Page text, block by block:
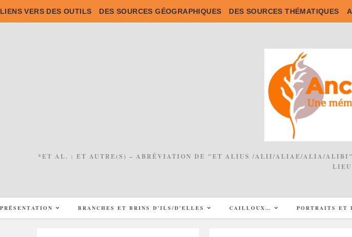
to
LIENS VERS DES OUTILS DES SOURCES GÉOGRAPHIQUES DES SOURCES THÉMATIQUES
*ET AL. : ET AUTRE(S) – ABRÉVIATION DE "ET ALIUS /ALII/ALIAE/ALIA/ALIBI"
PRÉSENTATION BRANCHES ET BRINS D’ILS/D’ELLES CAILLOUX… PORTRAITS ET